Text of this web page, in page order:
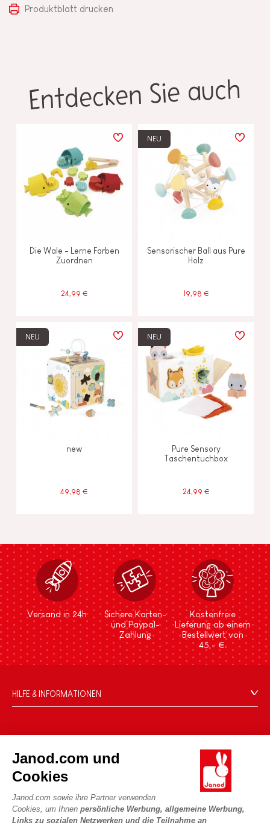
Janod.com und
Cookies
Janod.com sowie ihre Partner verwenden
Cookies, um Ihnen persönliche Werbung, allgemeine Werbung,
Links zu sozialen Netzwerken und die Teilnahme an
Produktblatt drucken
Entdecken Sie auch
Die Wale - Lerne Farben
Zuordnen
24,99 €
NEU
Sensorischer Ball aus Pure
Holz
19,98 €
NEU
new
49,98 €
NEU
Pure Sensory
Taschentuchbox
24,99 €
Versand in 24h
Sichere Karten-
und Paypal-
Zahlung
Kostenfreie
Lieferung ab einem
Bestellwert von
45,- €.
HILFE & INFORMATIONEN
FAQ
Kontakt
Händler
Persönliche daten
Cookies
DIE WELT VON JANOD
Die Geschichte
Unsere Expertise
CSR-Verpflichtungen
Was ist FSC®?
UNSERE LEISTUNGEN
Sicheres Bezahlen
Lieferbedingungen